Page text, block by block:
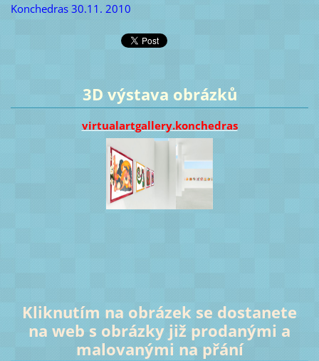
Konchedras 30.11. 2010
3D výstava obrázků
virtualartgallery.konchedras
Kliknutím na obrázek se dostanete
na web s obrázky již prodanými a
malovanými na přání